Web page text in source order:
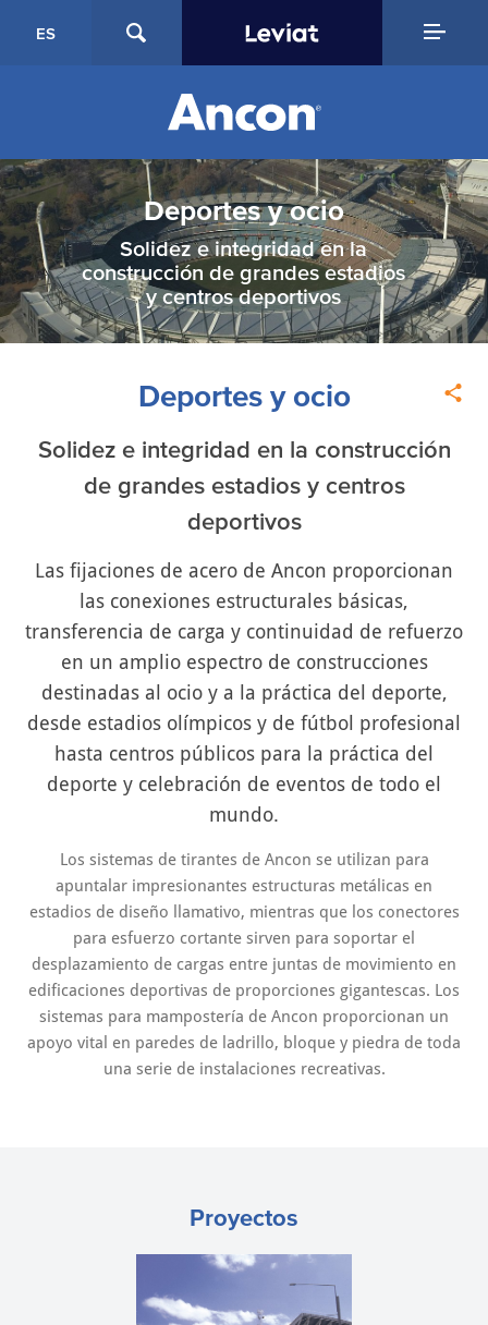
ES
Deportes y ocio
Solidez e integridad en la
construcción de grandes estadios
y centros deportivos
Deportes y ocio
Solidez e integridad en la construcción
de grandes estadios y centros
deportivos
Las fijaciones de acero de Ancon proporcionan
las conexiones estructurales básicas,
transferencia de carga y continuidad de refuerzo
en un amplio espectro de construcciones
destinadas al ocio y a la práctica del deporte,
desde estadios olímpicos y de fútbol profesional
hasta centros públicos para la práctica del
deporte y celebración de eventos de todo el
mundo.
Los sistemas de tirantes de Ancon se utilizan para
apuntalar impresionantes estructuras metálicas en
estadios de diseño llamativo, mientras que los conectores
para esfuerzo cortante sirven para soportar el
desplazamiento de cargas entre juntas de movimiento en
edificaciones deportivas de proporciones gigantescas. Los
sistemas para mampostería de Ancon proporcionan un
apoyo vital en paredes de ladrillo, bloque y piedra de toda
una serie de instalaciones recreativas.
Proyectos